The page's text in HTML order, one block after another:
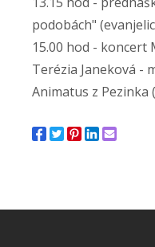
podobách"
15.00 hod - koncert
Terézia Janeková -
Animatus z Pezinka